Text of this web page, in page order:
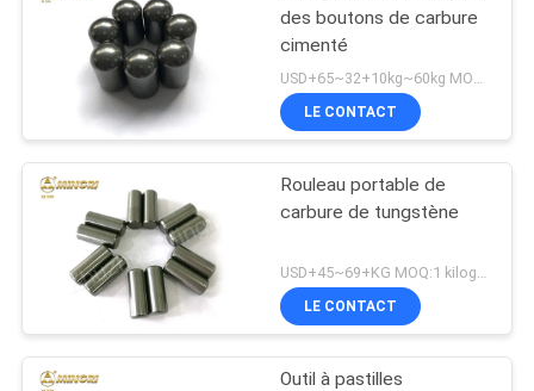
des boutons de carbure
cimenté
LE CONTACT
Rouleau portable de
carbure de tungstène
LE CONTACT
Outil à pastilles